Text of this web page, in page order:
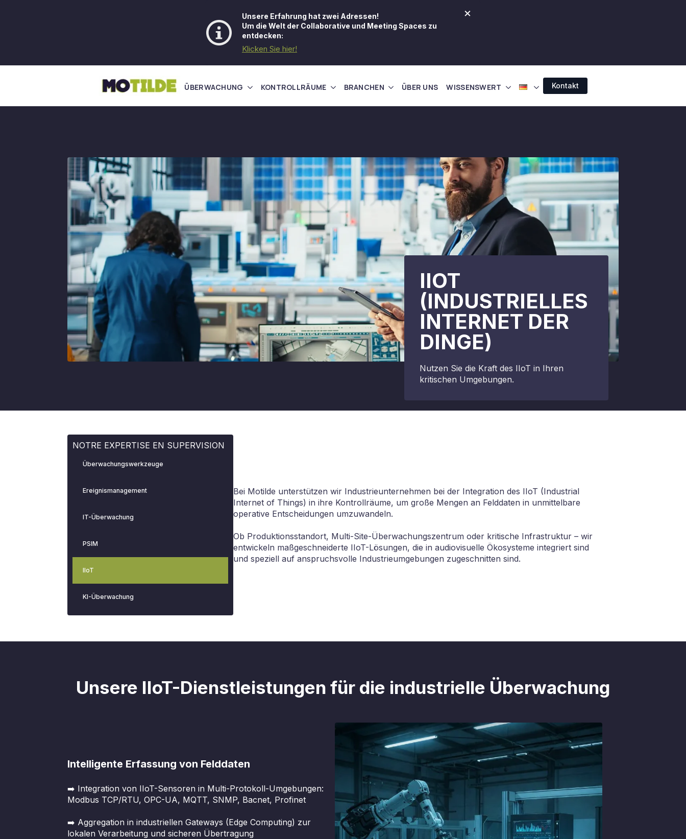
Unsere Erfahrung hat zwei Adressen!
Um die Welt der Collaborative und Meeting Spaces zu
entdecken:
Klicken Sie hier!
×
ÜBERWACHUNG KONTROLLRÄUME BRANCHEN ÜBER UNS WISSENSWERT Kontakt
IIOT
(INDUSTRIELLES
INTERNET DER
DINGE)
Nutzen Sie die Kraft des IIoT in Ihren
kritischen Umgebungen.
NOTRE EXPERTISE EN SUPERVISION
Überwachungswerkzeuge
Ereignismanagement
IT-Überwachung
PSIM
IIoT
KI-Überwachung
Bei Motilde unterstützen wir Industrieunternehmen bei der Integration des IIoT (Industrial
Internet of Things) in ihre Kontrollräume, um große Mengen an Felddaten in unmittelbare
operative Entscheidungen umzuwandeln.
Ob Produktionsstandort, Multi-Site-Überwachungszentrum oder kritische Infrastruktur – wir
entwickeln maßgeschneiderte IIoT-Lösungen, die in audiovisuelle Ökosysteme integriert sind
und speziell auf anspruchsvolle Industrieumgebungen zugeschnitten sind.
Unsere IIoT-Dienstleistungen für die industrielle Überwachung
Intelligente Erfassung von Felddaten
➡️ Integration von IIoT-Sensoren in Multi-Protokoll-Umgebungen:
Modbus TCP/RTU, OPC-UA, MQTT, SNMP, Bacnet, Profinet
➡️ Aggregation in industriellen Gateways (Edge Computing) zur
lokalen Verarbeitung und sicheren Übertragung